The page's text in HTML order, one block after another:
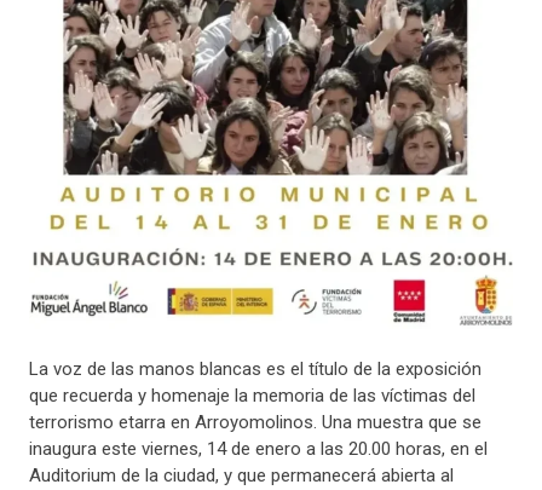
La voz de las manos blancas es el título de la exposición
que recuerda y homenaje la memoria de las víctimas del
terrorismo etarra en Arroyomolinos. Una muestra que se
inaugura este viernes, 14 de enero a las 20.00 horas, en el
Auditorium de la ciudad, y que permanecerá abierta al